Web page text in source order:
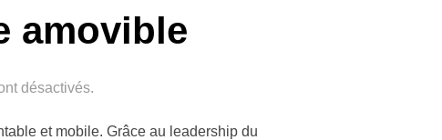
amovible
désactivés.
et mobile. Grâce au leadership du